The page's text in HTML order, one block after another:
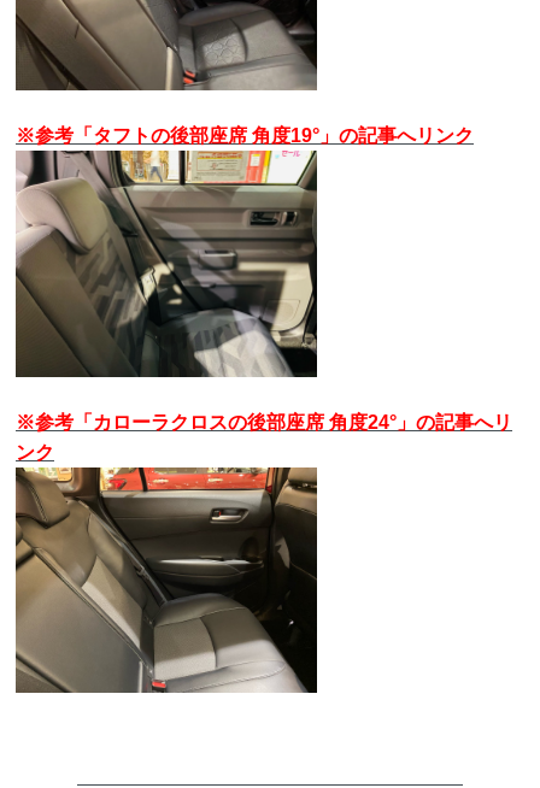
※参考「タフトの後部座席 角度19°」の記事へリンク
※参考「カローラクロスの後部座席 角度24°」の記事へリ
ンク